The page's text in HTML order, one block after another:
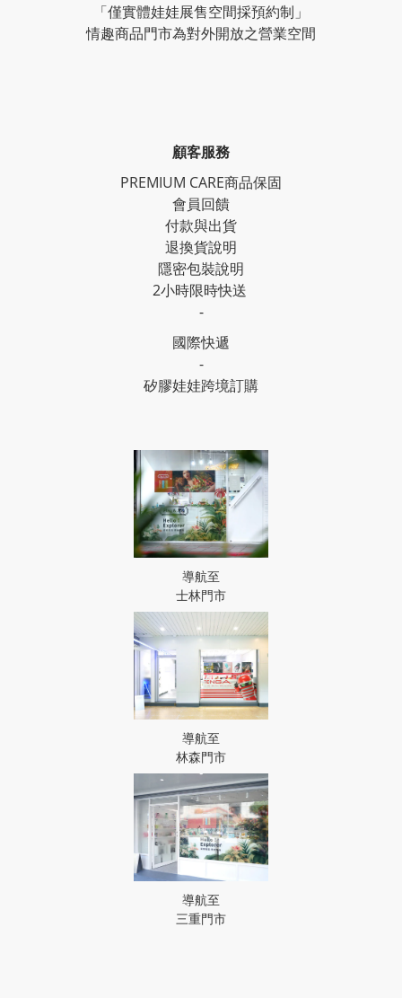
「僅實體娃娃展售空間採預約制」
情趣商品門市為對外開放之營業空間
顧客服務
PREMIUM CARE商品保固
會員回饋
付款與出貨
退換貨說明
隱密包裝說明
2小時限時快送
-
國際快遞
-
矽膠娃娃跨境訂購
導航至
士林門市
導航至
林森門市
導航至
三重門市